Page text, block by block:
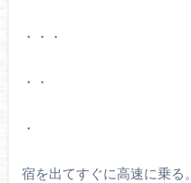
・・・
・・
・
宿を出てすぐに高速に乗る。